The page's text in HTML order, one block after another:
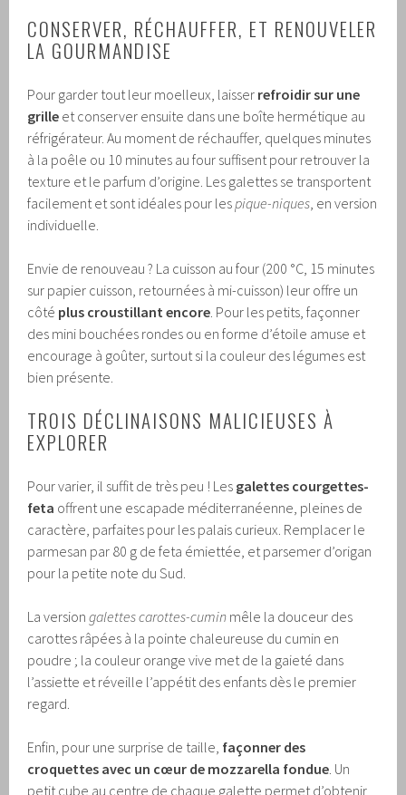
CONSERVER, RÉCHAUFFER, ET RENOUVELER
LA GOURMANDISE
Pour garder tout leur moelleux, laisser refroidir sur une
grille et conserver ensuite dans une boîte hermétique au
réfrigérateur. Au moment de réchauffer, quelques minutes
à la poêle ou 10 minutes au four suffisent pour retrouver la
texture et le parfum d’origine. Les galettes se transportent
facilement et sont idéales pour lespique-niques, en version
individuelle.
Envie de renouveau ? La cuisson au four (200 °C, 15 minutes
sur papier cuisson, retournées à mi-cuisson) leur offre un
côté plus croustillant encore. Pour les petits, façonner
des mini bouchées rondes ou en forme d’étoile amuse et
encourage à goûter, surtout si la couleur des légumes est
bien présente.
TROIS DÉCLINAISONS MALICIEUSES À
EXPLORER
Pour varier, il suffit de très peu ! Les galettes courgettes-
feta offrent une escapade méditerranéenne, pleines de
caractère, parfaites pour les palais curieux. Remplacer le
parmesan par 80 g de feta émiettée, et parsemer d’origan
pour la petite note du Sud.
La versiongalettes carottes-cumin mêle la douceur des
carottes râpées à la pointe chaleureuse du cumin en
poudre ; la couleur orange vive met de la gaieté dans
l’assiette et réveille l’appétit des enfants dès le premier
regard.
Enfin, pour une surprise de taille, façonner des
croquettes avec un cœur de mozzarella fondue. Un
petit cube au centre de chaque galette permet d’obtenir